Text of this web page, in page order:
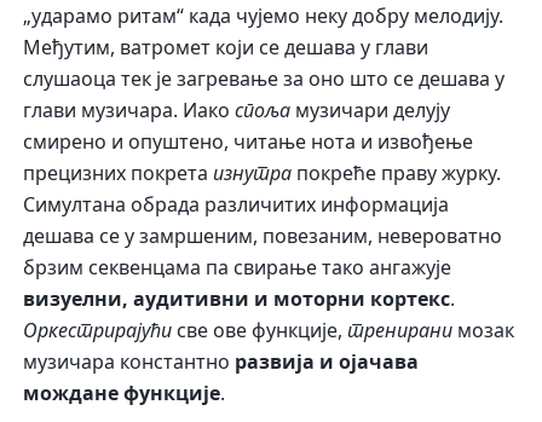
„ударамо ритам“ када чујемо неку добру мелодију.
Међутим, ватромет који се дешава у глави
слушаоца тек је загревање за оно што се дешава у
глави музичара. Иакоспоља музичари делују
смирено и опуштено, читање нота и извођење
прецизних покрета изнутра покреће праву журку.
Симултана обрада различитих информација
дешава се у замршеним, повезаним, невероватно
брзим секвенцама па свирање тако ангажује
визуелни, аудитивни и моторни кортекс.
Оркестрирајући све ове функције, тренирани мозак
музичара константно развија и ојачава
мождане функције.